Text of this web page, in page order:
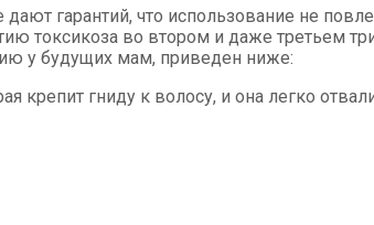
гарантий, что использование не
токсикоза во втором и даже третьем
у будущих мам, приведен ниже:
крепит гниду к волосу, и она легко